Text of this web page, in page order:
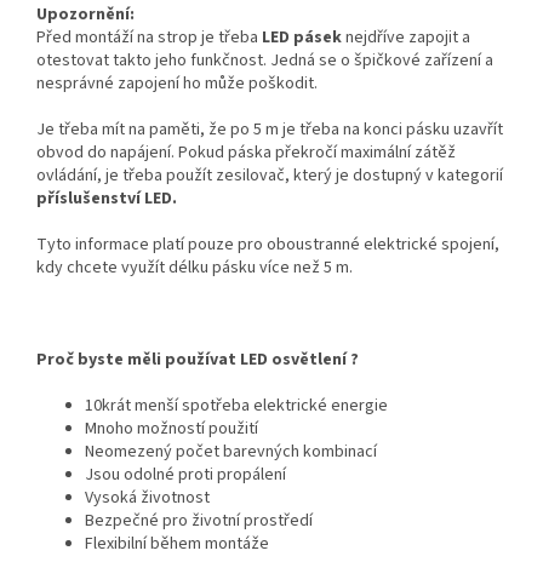
Upozornění:
Před montáží na strop je třeba LED páseknejdříve zapojit a
otestovat takto jeho funkčnost. Jedná se o špičkové zařízení a
nesprávné zapojení ho může poškodit.
Je třeba mít na paměti, že po 5 m je třeba na konci pásku uzavřít
obvod do napájení. Pokud páska překročí maximální zátěž
ovládání, je třeba použít zesilovač, který je dostupný v kategorií
příslušenství LED.
Tyto informace platí pouze pro oboustranné elektrické spojení,
kdy chcete využít délku pásku více než 5 m.
Proč byste měli používat LED osvětlení ?
10krát menší spotřeba elektrické energie
Mnoho možností použití
Neomezený počet barevných kombinací
Jsou odolné proti propálení
Vysoká životnost
Bezpečné pro životní prostředí
Flexibilní během montáže